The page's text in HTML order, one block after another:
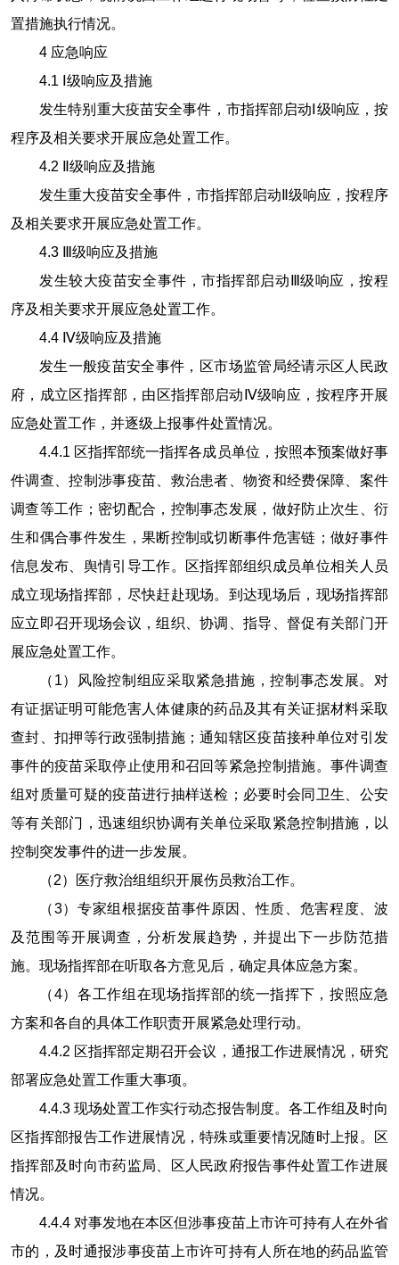
置措施执行情况。
4 应急响应
4.1 Ⅰ 级响应及措施
发生特别重大疫苗安全事件，市指挥部启动Ⅰ级响应，按
程序及相关要求开展应急处置工作。
4.2
Ⅱ级响应及措施
发生重大疫苗安全事件，市指挥部启动 级响应，按程序
及相关要求开展应急处置工作。
4.3
Ⅲ级响应及措施
发生较大疫苗安全事件，市指挥部启动Ⅲ级响应，按程
序及相关要求开展应急处置工作。
4.4 Ⅳ级响应及措施
发生一般疫苗安全事件，区市场监管局经请示区人民政
府，成立区指挥部，由区指挥部启动Ⅳ级响应，按程序开展
应急处置工作，并逐级上报事件处置情况。
4.4.1 区指挥部统一指挥各成员单位，按照本预案做好事
件调查、控制涉事疫苗、救治患者、物资和经费保障、案件
调查等工作；密切配合，控制事态发展，做好防止次生、衍
生和偶合事件发生，果断控制或切断事件危害链；做好事件
信息发布、舆情引导工作。区指挥部组织成员单位相关人员
成立现场指挥部，尽快赶赴现场。到达现场后，现场指挥部
应立即召开现场会议，组织、协调、指导、督促有关部门开
展应急处置工作。
（ 1）风险控制组应采取紧急措施，控制事态发展。对
有证据证明可能危害人体健康的药品及其有关证据材料采取
查封、扣押等行政强制措施；通知辖区疫苗接种单位对引发
事件的疫苗采取停止使用和召回等紧急控制措施。事件调查
组对质量可疑的疫苗进行抽样送检；必要时会同卫生、公安
等有关部门，迅速组织协调有关单位采取紧急控制措施，以
控制突发事件的进一步发展。
（2）医疗救治组组织开展伤员救治工作。
（3）专家组根据疫苗事件原因、性质、危害程度、波
及范围等开展调查，分析发展趋势，并提出下一步防范措
施。现场指挥部在听取各方意见后，确定具体应急方案。
（4）各工作组在现场指挥部的统一指挥下，按照应急
方案和各自的具体工作职责开展紧急处理行动。
4.4.2 区指挥部定期召开会议，通报工作进展情况，研究
部署应急处置工作重大事项。
4.4.3现场处置工作实行动态报告制度。各工作组及时向
区指挥部报告工作进展情况，特殊或重要情况随时上报。区
指挥部及时向市药监局、区人民政府报告事件处置工作进展
情况。
4.4.4 对事发地在本区但涉事疫苗上市许可持有人在外省
市的，及时通报涉事疫苗上市许可持有人所在地的药品监管